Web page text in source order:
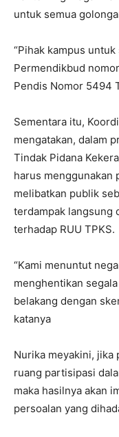
untuk semua
“Pihak kampus
Permendikbud
Pendis Nomor 5494
Sementara itu,
mengatakan, dalam
Tindak Pidana
harus menggunakan
melibatkan publik
terdampak langsung
terhadap RUU TPKS.
“Kami menuntut
menghentikan
belakang dengan
katanya
Nurika meyakini, jika
ruang partisipasi
maka hasilnya akan
persoalan yang